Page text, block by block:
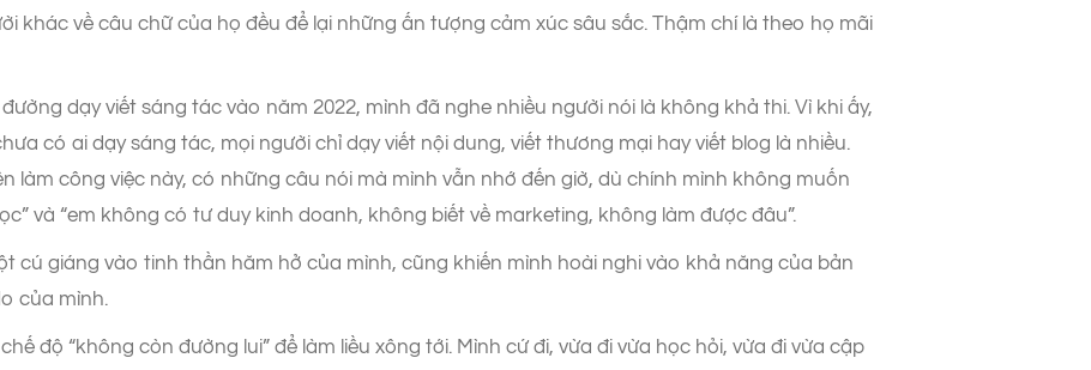
khác về câu chữ của họ đều để lại những ấn tượng cảm xúc sâu sắc. Thậm chí là theo họ mãi
dạy viết sáng tác vào năm 2022, mình đã nghe nhiều người nói là không khả thi. Vì khi ấy,
có ai dạy sáng tác, mọi người chỉ dạy viết nội dung, viết thương mại hay viết blog là nhiều.
làm công việc này, có những câu nói mà mình vẫn nhớ đến giờ, dù chính mình không muốn
và “em không có tư duy kinh doanh, không biết về marketing, không làm được đâu”.
cú giáng vào tinh thần hăm hở của mình, cũng khiến mình hoài nghi vào khả năng của bản
của mình.
độ “không còn đường lui” để làm liều xông tới. Mình cứ đi, vừa đi vừa học hỏi, vừa đi vừa cập